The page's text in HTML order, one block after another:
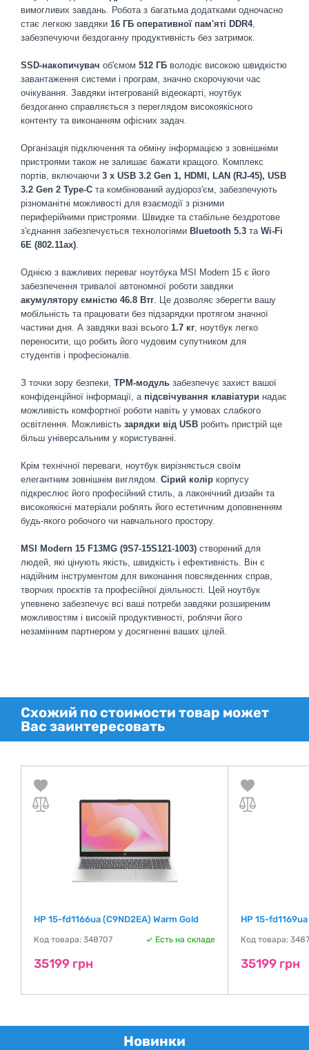
вимогливих завдань. Робота з багатьма додатками одночасно
стає легкою завдяки 16 ГБ оперативної пам'яті DDR4,
забезпечуючи бездоганну продуктивність без затримок.
SSD-накопичувач об'ємом 512 ГБ володіє високою швидкістю
завантаження системи і програм, значно скорочуючи час
очікування. Завдяки інтегрованій відеокарті, ноутбук
бездоганно справляється з переглядом високоякісного
контенту та виконанням офісних задач.
Організація підключення та обміну інформацією з зовнішніми
пристроями також не залишає бажати кращого. Комплекс
портів, включаючи 3 x USB 3.2 Gen 1, HDMI, LAN (RJ-45), USB
3.2 Gen 2 Type-C та комбінований аудіороз'єм, забезпечують
різноманітні можливості для взаємодії з різними
периферійними пристроями. Швидке та стабільне бездротове
з'єднання забезпечується технологіями Bluetooth 5.3 та Wi-Fi
6E (802.11ax).
Однією з важливих переваг ноутбука MSI Modern 15 є його
забезпечення тривалої автономної роботи завдяки
акумулятору ємністю 46.8 Втг. Це дозволяє зберегти вашу
мобільність та працювати без підзарядки протягом значної
частини дня. А завдяки вазі всього 1.7 кг, ноутбук легко
переносити, що робить його чудовим супутником для
студентів і професіоналів.
З точки зору безпеки, TPM-модуль забезпечує захист вашої
конфіденційної інформації, а підсвічування клавіатури надає
можливість комфортної роботи навіть у умовах слабкого
освітлення. Можливість зарядки від USB робить пристрій ще
більш універсальним у користуванні.
Крім технічної переваги, ноутбук вирізняється своїм
елегантним зовнішнім виглядом. Сірий колір корпусу
підкреслює його професійний стиль, а лаконічний дизайн та
високоякісні матеріали роблять його естетичним доповненням
будь-якого робочого чи навчального простору.
MSI Modern 15 F13MG (9S7-15S121-1003) створений для
людей, які цінують якість, швидкість і ефективність. Він є
надійним інструментом для виконання повсякденних справ,
творчих проєктів та професійної діяльності. Цей ноутбук
упевнено забезпечує всі ваші потреби завдяки розширеним
можливостям і високій продуктивності, роблячи його
незамінним партнером у досягненні ваших цілей.
Схожий по стоимости товар может
Вас заинтересовать
HP 15-fd1166ua (C9ND2EA) Warm Gold
Код товара: 348707 Есть на складе
35199 грн
HP 15-
Код товара:
35199 грн
Новинки